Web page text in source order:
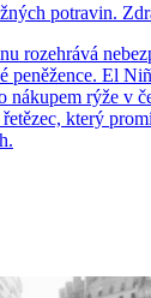
potravin.
rozehrává
peněžence. El
nákupem rýže v
který